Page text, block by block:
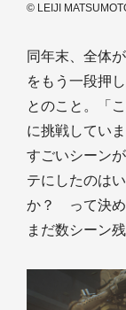
© LEIJI
同年末、全体
をもう一段押
とのこと。「
に挑戦してい
すごいシーン
テにしたのは
か？ って決め
まだ数シーン